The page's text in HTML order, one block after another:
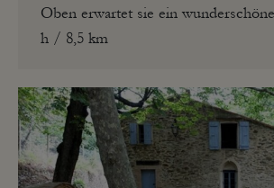
Oben erwartet sie ein
h / 8,5 km